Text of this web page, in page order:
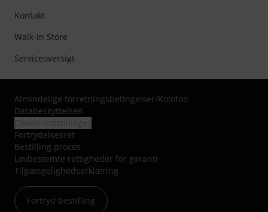
Kontakt
Walk-in Store
Serviceoversigt
Almindelige forretningsbetingelser/Kolofon
Databeskyttelsen
Fortrydelsesret
Bestilling proces
Lovbestemte rettigheder for garanti
Tilgængelighedserklæring
Fortryd bestilling